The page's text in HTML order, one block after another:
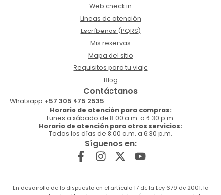
Web check in
Lineas de atención
Escríbenos (PQRS)
Mis reservas
Mapa del sitio
Requisitos para tu viaje
Blog
Contáctanos
Whatsapp:+57 305 475 2535
Horario de atención para compras:
Lunes a sábado de 8:00 a.m. a 6:30 p.m.
Horario de atención para otros servicios:
Todos los días de 8:00 a.m. a 6:30 p.m.
Síguenos en:
En desarrollo de lo dispuesto en el artículo 17 de la Ley 679 de 2001, la